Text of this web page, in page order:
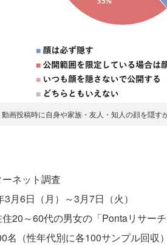
動画投稿時に自身や家族・友人・知人の顔を隠す
ネット調査
月6日（月）～3月7日（火）
20～60代の男女の「Pontaリサー
名（性年代別に各100サンプル回収）